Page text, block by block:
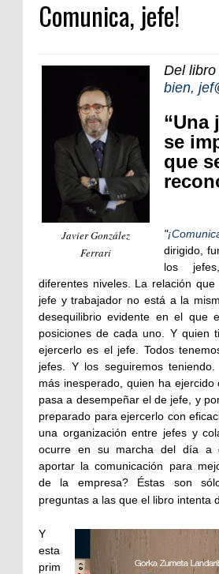
Clásica
Comunica, jefe!
Javier González
Ferrari
Del libro
bien,
“Una
se
que
"
dirigido,
los
diferentes niveles. La relación
jefe y trabajador no está a la
desequilibrio evidente en el que
posiciones de cada uno. Y quien
ejercerlo es el jefe. Todos
jefes. Y los seguiremos
más inesperado, quien ha
pasa a desempeñar el de jefe, y
preparado para ejercerlo con
una organización entre jefes y
ocurre en su marcha del día a
aportar la comunicación para
de la empresa? Éstas son
preguntas a las que el libro intenta
Y
esta
prim